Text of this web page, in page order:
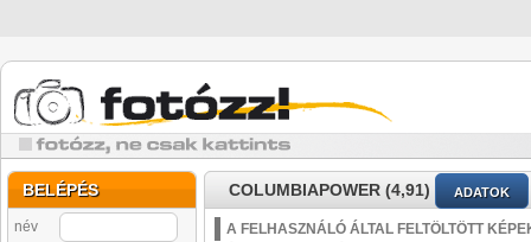
BELÉPÉS
név
COLUMBIAPOWER (4,91) ADATOK
A FELHASZNÁLÓ ÁLTAL FELTÖLTÖTT